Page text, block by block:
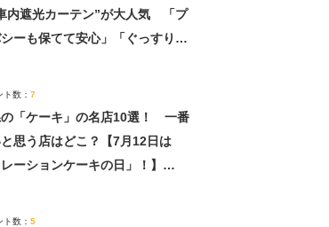
内遮光カーテン”が大人気 「プ
ーも保てて安心」「ぐっすり眠
ト数： 7
「ケーキ」の名店10選！ 一番
思う店はどこ？【7月12日は
レーションケーキの日」！】
ト数： 5